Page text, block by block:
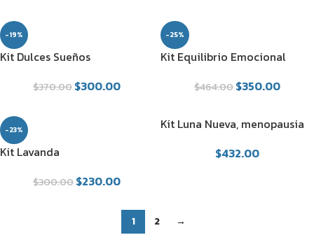
-19%
Kit Dulces Sueños
$370.00$300.00
-25%
Kit Equilibrio Emocional
$464.00$350.00
-23%
Kit Lavanda
$300.00$230.00
Kit Luna Nueva, menopausia
$432.00
1 2 →